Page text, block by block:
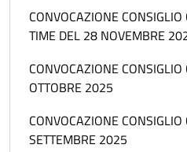
CONVOCAZIONE
TIME DEL 28 NOVEMBRE
CONVOCAZIONE
OTTOBRE 2025
CONVOCAZIONE
SETTEMBRE 2025